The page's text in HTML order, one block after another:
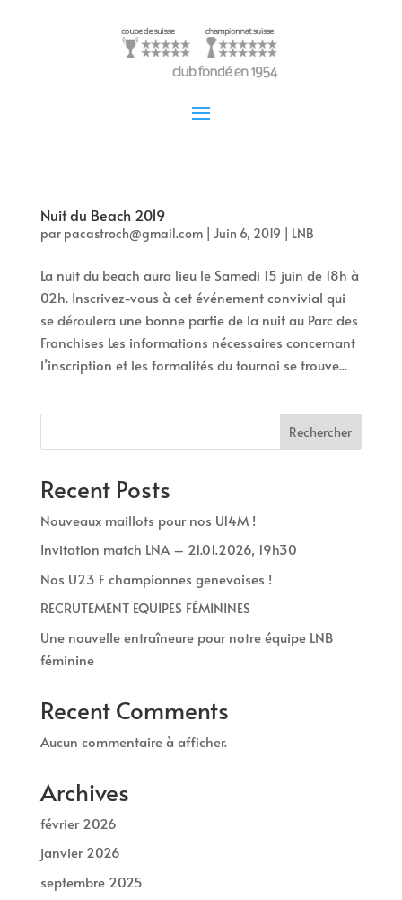
Nuit du Beach 2019
par pacastroch@gmail.com| Juin 6, 2019 | LNB
La nuit du beach aura lieu le Samedi 15 juin de 18h à
02h. Inscrivez-vous à cet événement convivial qui
se déroulera une bonne partie de la nuit au Parc des
Franchises Les informations nécessaires concernant
l’inscription et les formalités du tournoi se trouve...
Rechercher
Recent Posts
Nouveaux maillots pour nos U14M !
Invitation match LNA – 21.01.2026, 19h30
Nos U23 F championnes genevoises !
RECRUTEMENT EQUIPES FÉMININES
Une nouvelle entraîneure pour notre équipe LNB
féminine
Recent Comments
Aucun commentaire à afficher.
Archives
février 2026
janvier 2026
septembre 2025